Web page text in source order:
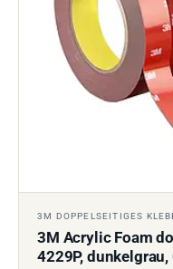
3M DOPPELSEITIGES
3M Acrylic Foam
4229P,